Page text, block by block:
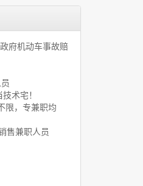
府机动车事故赔
术宅！
限，专兼职均
售兼职人员